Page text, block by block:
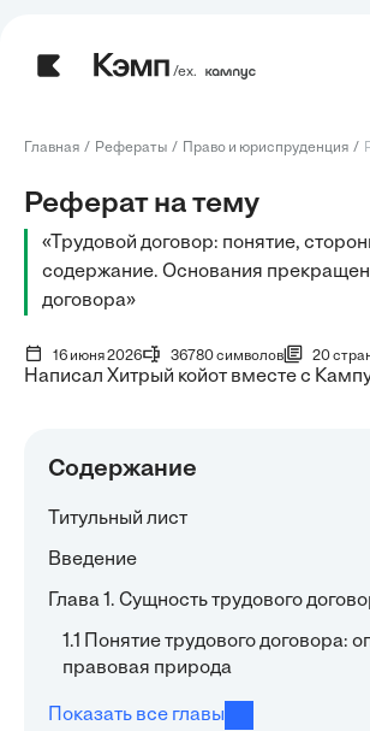
/ех.
Главная Рефераты Право и юриспруденция
Реферат на тему
«Трудовой договор: понятие,
содержание. Основания
договора»
16 июня 2026 36780 символов 20
Написал Хитрый койот вместе с
Содержание
Титульный лист
Введение
Глава 1. Сущность трудового
1.1 Понятие трудового договора:
правовая природа
Показать все главы